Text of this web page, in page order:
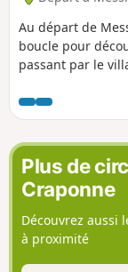
Au départ de
boucle pour
passant par le
Descriptif écrit il y
privilégiez
Plus de
Craponne
Découvrez aussi
à proximité